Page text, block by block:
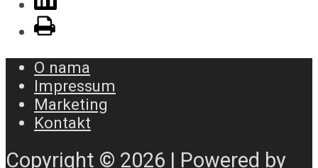
O nama
Impressum
Marketing
Kontakt
Copyright © 2026 | Powered by